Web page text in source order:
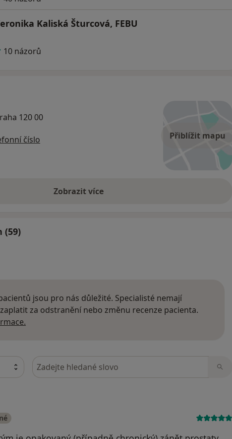
Kaliská Šturcová, FEBU
10 názorů
Přiblížit mapu
120 00
číslo
Zobrazit více
(59)
jsou pro nás důležité. Specialisté nemají
za odstranění nebo změnu recenze pacienta.
Hledejte v názorech